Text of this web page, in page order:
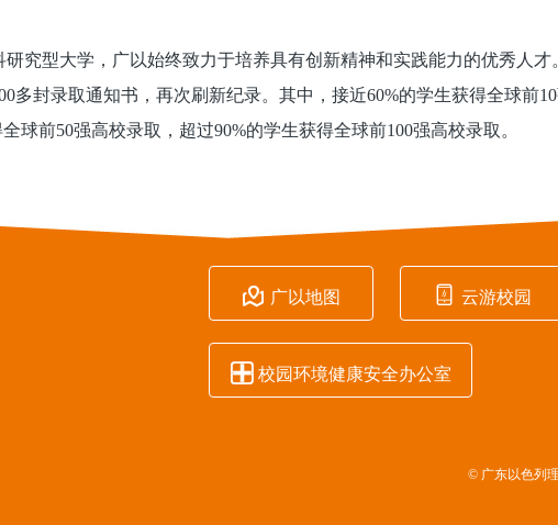
究型大学，广以始终致力于培养具有创新精神和实践能力的优秀人
多封录取通知书，再次刷新纪录。其中，接近60%的学生获得全球前
球前50强高校录取，超过90%的学生获得全球前100强高校录取。
 广以地图  云游校园
 校园环境健康安全办公室
© 广东以色列